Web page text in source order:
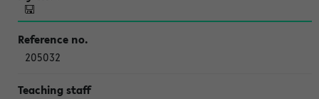
205032